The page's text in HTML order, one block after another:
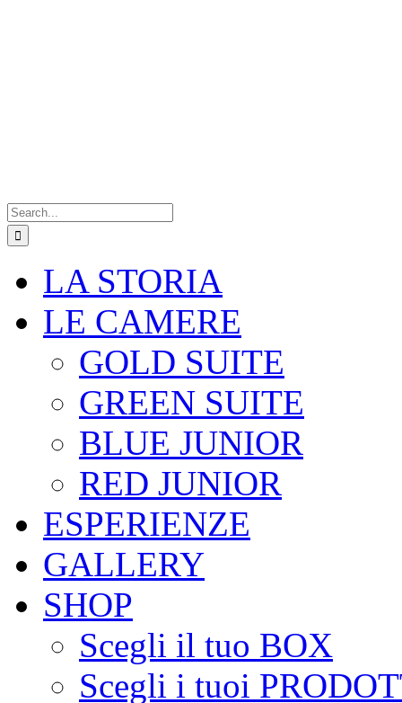
for:
LA STORIA
LE CAMERE
GOLD SUITE
GREEN SUITE
BLUE JUNIOR
RED JUNIOR
ESPERIENZE
GALLERY
SHOP
Scegli il tuo BOX
Scegli i tuoi